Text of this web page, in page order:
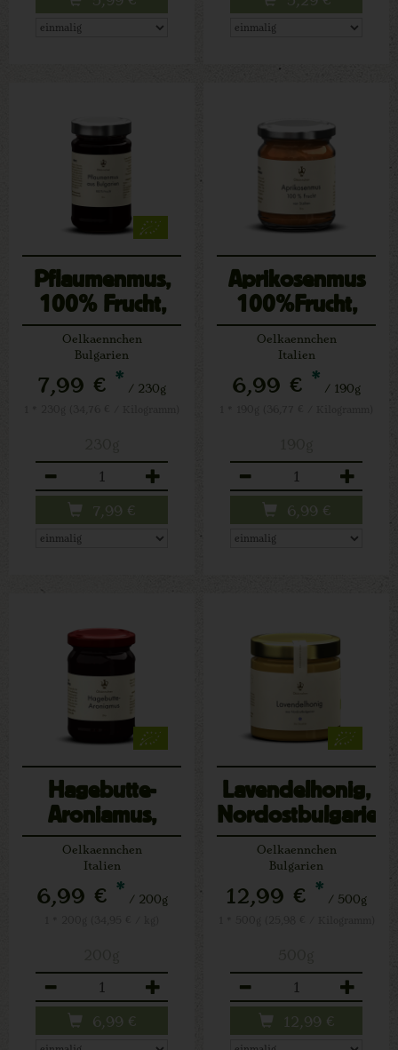
Pflaumenmus,
100% Frucht,
Todorovo, BG
Oelkaennchen
Bulgarien
7,99 € * / 230g
7,99 €
Aprikosenmus
100%Frucht,
Sizilien
Oelkaennchen
Italien
6,99 € * / 190g
6,99 €
Hagebutte-
Aroniamus,
69% Frucht,
Tryavna
Oelkaennchen
Italien
6,99 € * / 200g
6,99 €
Lavendelhonig,
Nordostbulgarien
Oelkaennchen
Bulgarien
12,99 € * / 500g
12,99 €